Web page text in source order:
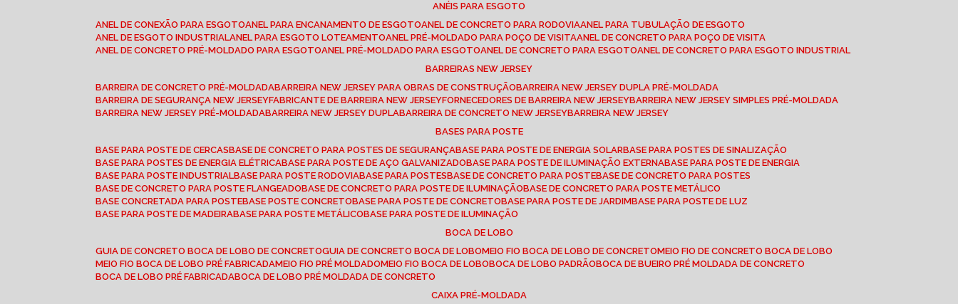
ANÉIS PARA ESGOTO
ANEL DE CONEXÃO PARA ESGOTO ANEL PARA ENCANAMENTO DE ESGOTO ANEL DE CONCRETO PARA RODOVIA ANEL PARA TUBULAÇÃO DE ESGOTO
ANEL DE ESGOTO INDUSTRIAL ANEL PARA ESGOTO LOTEAMENTO ANEL PRÉ-MOLDADO PARA POÇO DE VISITA ANEL DE CONCRETO PARA POÇO DE VISITA
ANEL DE CONCRETO PRÉ-MOLDADO PARA ESGOTO ANEL PRÉ-MOLDADO PARA ESGOTO ANEL DE CONCRETO PARA ESGOTO ANEL DE CONCRETO PARA ESGOTO INDUSTRIAL
BARREIRAS NEW JERSEY
BARREIRA DE CONCRETO PRÉ-MOLDADA BARREIRA NEW JERSEY PARA OBRAS DE CONSTRUÇÃO BARREIRA NEW JERSEY DUPLA PRÉ-MOLDADA
BARREIRA DE SEGURANÇA NEW JERSEY FABRICANTE DE BARREIRA NEW JERSEY FORNECEDORES DE BARREIRA NEW JERSEY BARREIRA NEW JERSEY SIMPLES PRÉ-MOLDADA
BARREIRA NEW JERSEY PRÉ-MOLDADA BARREIRA NEW JERSEY DUPLA BARREIRA DE CONCRETO NEW JERSEY BARREIRA NEW JERSEY
BASES PARA POSTE
BASE PARA POSTE DE CERCAS BASE DE CONCRETO PARA POSTES DE SEGURANÇA BASE PARA POSTE DE ENERGIA SOLAR BASE PARA POSTES DE SINALIZAÇÃO
BASE PARA POSTES DE ENERGIA ELÉTRICA BASE PARA POSTE DE AÇO GALVANIZADO BASE PARA POSTE DE ILUMINAÇÃO EXTERNA BASE PARA POSTE DE ENERGIA
BASE PARA POSTE INDUSTRIAL BASE PARA POSTE RODOVIA BASE PARA POSTES BASE DE CONCRETO PARA POSTE BASE DE CONCRETO PARA POSTES
BASE DE CONCRETO PARA POSTE FLANGEADO BASE DE CONCRETO PARA POSTE DE ILUMINAÇÃO BASE DE CONCRETO PARA POSTE METÁLICO
BASE CONCRETADA PARA POSTE BASE POSTE CONCRETO BASE PARA POSTE DE CONCRETO BASE PARA POSTE DE JARDIM BASE PARA POSTE DE LUZ
BASE PARA POSTE DE MADEIRA BASE PARA POSTE METÁLICO BASE PARA POSTE DE ILUMINAÇÃO
BOCA DE LOBO
GUIA DE CONCRETO BOCA DE LOBO DE CONCRETO
GUIA DE CONCRETO BOCA DE LOBO MEIO FIO BOCA DE LOBO DE CONCRETO
MEIO FIO DE CONCRETO BOCA DE LOBO
MEIO FIO BOCA DE LOBO PRÉ FABRICADA
MEIO FIO PRÉ MOLDADO MEIO FIO BOCA DE LOBO BOCA DE LOBO PADRÃO BOCA DE BUEIRO PRÉ MOLDADA DE CONCRETO
BOCA DE LOBO PRÉ FABRICADA BOCA DE LOBO PRÉ MOLDADA DE CONCRETO
CAIXA PRÉ-MOLDADA